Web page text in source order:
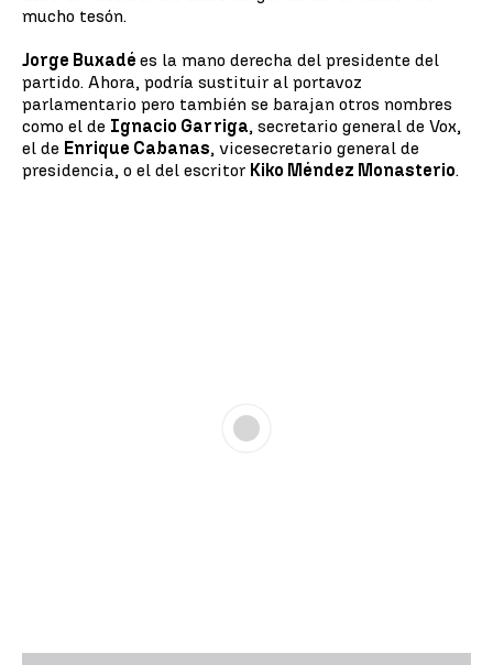
mucho tesón.
Jorge Buxadé es la mano derecha del presidente del
partido. Ahora, podría sustituir al portavoz
parlamentario pero también se barajan otros nombres
como el de Ignacio Garriga, secretario general de Vox,
el de Enrique Cabanas, vicesecretario general de
presidencia, o el del escritor Kiko Méndez Monasterio.